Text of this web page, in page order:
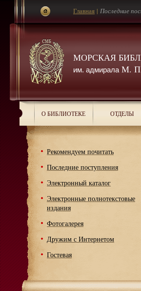
МОРСКАЯ
им. адмиралаМ.
Главная | Последние
О БИБЛИОТЕКЕ ОТДЕЛЫ
Рекомендуем почитать
Последние поступления
Электронный каталог
Электронные полнотекстовые
издания
Фотогалерея
Дружим с Интернетом
Гостевая